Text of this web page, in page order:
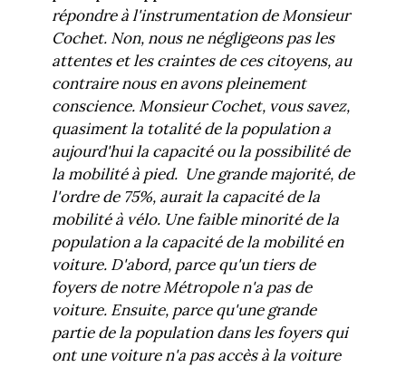
répondre à l'instrumentation de Monsieur
Cochet. Non, nous ne négligeons pas les
attentes et les craintes de ces citoyens, au
contraire nous en avons pleinement
conscience. Monsieur Cochet, vous savez,
quasiment la totalité de la population a
aujourd'hui la capacité ou la possibilité de
la mobilité à pied. Une grande majorité, de
l'ordre de 75%, aurait la capacité de la
mobilité à vélo. Une faible minorité de la
population a la capacité de la mobilité en
voiture. D'abord, parce qu'un tiers de
foyers de notre Métropole n'a pas de
voiture. Ensuite, parce qu'une grande
partie de la population dans les foyers qui
ont une voiture n'a pas accès à la voiture